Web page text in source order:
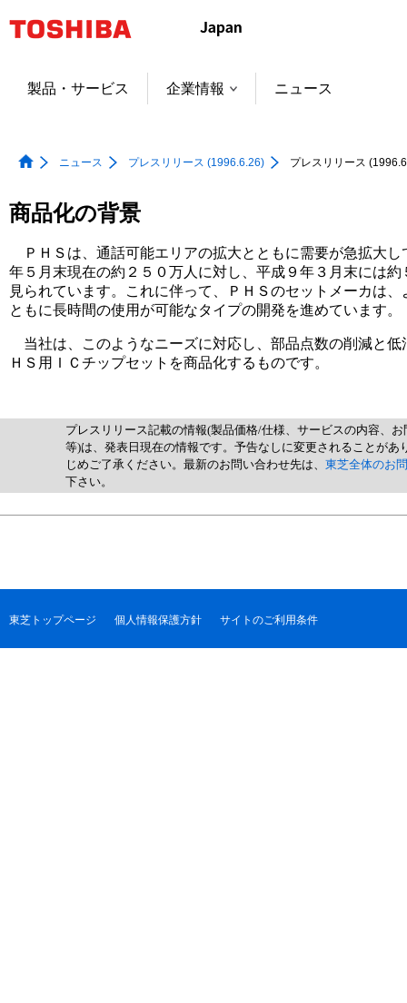
ャ
製品・サービス 企業情報 ニュース
ニュース プレスリリース (1996.6.26) プレスリリース
商品化の背景
ＰＨＳは、通話可能エリアの拡大とともに需要が急拡大し
年５月末現在の約２５０万人に対し、平成９年３月末には
見られています。これに伴って、ＰＨＳのセットメーカは
ともに長時間の使用が可能なタイプの開発を進めています。
当社は、このようなニーズに対応し、部品点数の削減と低
ＨＳ用ＩＣチップセットを商品化するものです。
プレスリリース記載の情報(製品価格/仕様、サービスの内容、
等)は、発表日現在の情報です。予告なしに変更されることがあ
じめご了承ください。最新のお問い合わせ先は、 東芝全体のお
下さい。
東芝トップページ 個人情報保護方針 サイトのご利用条件